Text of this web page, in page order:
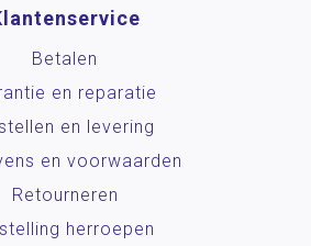
Betalen
en reparatie
en levering
en voorwaarden
Retourneren
herroepen